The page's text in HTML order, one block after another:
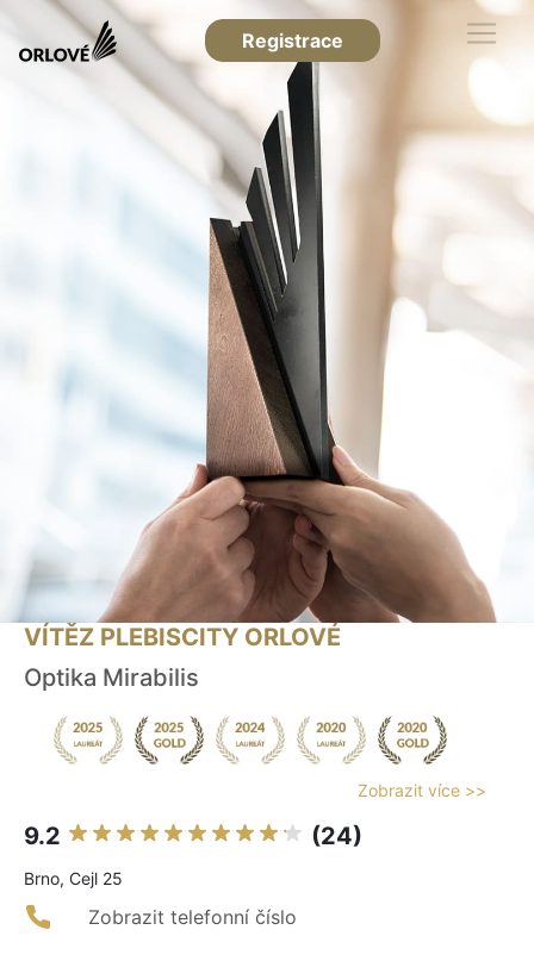
Registrace
VÍTĚZ PLEBISCITY ORLOVÉ
Optika Mirabilis
Zobrazit více >>
9.2 (24)
Brno, Cejl 25
Zobrazit telefonní číslo